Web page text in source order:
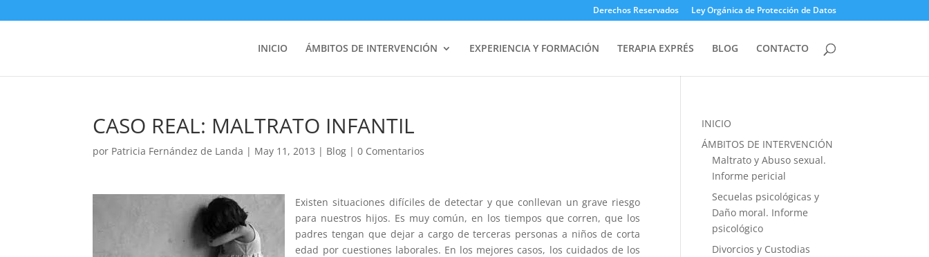
Derechos Reservados Ley Orgánica de Protección de Datos
INICIO ÁMBITOS DE INTERVENCIÓN EXPERIENCIA Y FORMACIÓN TERAPIA EXPRÉS BLOG CONTACTO
CASO REAL: MALTRATO INFANTIL
por Patricia Fernández de Landa | May 11, 2013 | Blog |0 Comentarios
Existen situaciones difíciles de detectar y que conllevan un grave riesgo
para nuestros hijos. Es muy común, en los tiempos que corren, que los
padres tengan que dejar a cargo de terceras personas a niños de corta
edad por cuestiones laborales. En los mejores casos, los cuidados de los
INICIO
ÁMBITOS DE INTERVENCIÓN
Maltrato y Abuso sexual.
Informe pericial
Secuelas psicológicas y
Daño moral. Informe
psicológico
Divorcios y Custodias